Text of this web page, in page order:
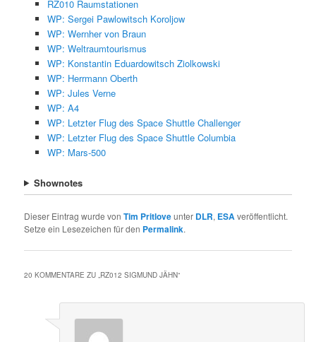
RZ010 Raumstationen
WP: Sergei Pawlowitsch Koroljow
WP: Wernher von Braun
WP: Weltraumtourismus
WP: Konstantin Eduardowitsch Ziolkowski
WP: Herrmann Oberth
WP: Jules Verne
WP: A4
WP: Letzter Flug des Space Shuttle Challenger
WP: Letzter Flug des Space Shuttle Columbia
WP: Mars-500
Shownotes
Dieser Eintrag wurde vonTim Pritloveunter DLR, ESAveröffentlicht.
Setze ein Lesezeichen für den Permalink.
20 KOMMENTARE ZU „RZ012 SIGMUND JÄHN“